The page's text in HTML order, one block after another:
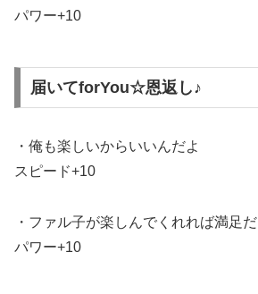
パワー+10
届いてforYou☆恩返し♪
・俺も楽しいからいいんだよ
スピード+10
・ファル子が楽しんでくれれば満足だ
パワー+10